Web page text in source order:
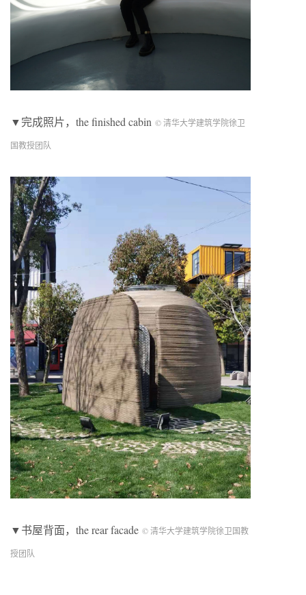
▼完成照片，the finished cabin © 清华大学建筑学院徐卫
国教授团队
▼书屋背面，the rear facade © 清华大学建筑学院徐卫国教
授团队